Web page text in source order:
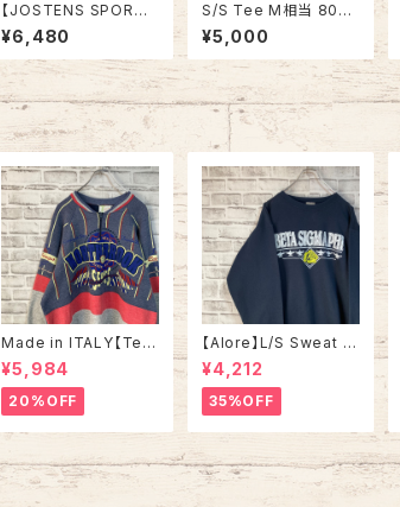
【JOSTENS SPORTS
WEAR】S/S Tee L 90
s Made in USA “Ft.C
ampbell” vintage A
RMY Tee USA製 米
陸軍 アーミー 陸軍基地
キャンベル 戦車 ヴィン
テージ シングルステッ
チ アメリカ USA 古着
¥6,480
S/S Tee M相当 80s-
90s vintage バックプ
リント 両面プリント Tシ
ャツ シングルステッチ
チャリティ イベント アメ
リカ USA レトロ 古着
¥5,000
Made in ITALY【Teq
uila Boom】L/S Swe
at/Trainer XL 90s ハ
ーフジップスウェット ト
レーナー マルチカラー
レーシング イタリア製
¥5,984
20%OFF
【Alore】L/S Sweat L
Made in USA 90s 社
交クラブ プロモーショ
ン スウェット トレーナー
USA製 vintage ヴィン
テージ アメリカ USA
¥4,212
35%OFF